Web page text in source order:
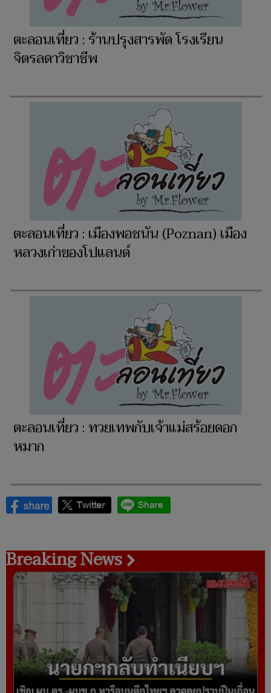
ตะลอนเที่ยว : ร้านปรุงสารพัด โรงเรียน
จิตรลดาวิชาชีพ
ตะลอนเที่ยว : เมืองพอชนัน (Poznan) เมือง
หลวงเก่าของโปแลนด์
ตะลอนเที่ยว : ทวยเทพกับเจ้าแม่สร้อยดอก
หมาก
Breaking News